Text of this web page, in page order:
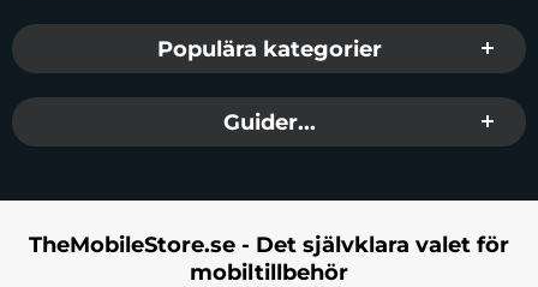
Populära kategorier
Guider...
TheMobileStore.se - Det självklara valet för
mobiltillbehör